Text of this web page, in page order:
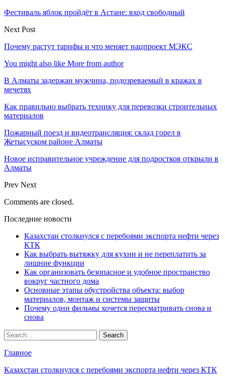
Фестиваль яблок пройдёт в Астане: вход свободный
Next Post
Почему растут тарифы и что меняет нацпроект МЭКС
You might also like More from author
В Алматы задержан мужчина, подозреваемый в кражах в
мечетях
Как правильно выбрать технику для перевозки строительных
материалов
Пожарный поезд и видеотрансляция: склад горел в
Жетысуском районе Алматы
Новое исправительное учреждение для подростков открыли в
Алматы
Prev Next
Comments are closed.
Последние новости
Казахстан столкнулся с перебоями экспорта нефти через
КТК
Как выбрать вытяжку для кухни и не переплатить за
лишние функции
Как организовать безопасное и удобное пространство
вокруг частного дома
Основные этапы обустройства объекта: выбор
материалов, монтаж и системы защиты
Почему одни фильмы хочется пересматривать снова и
снова
Главное
Казахстан столкнулся с перебоями экспорта нефти через КТК